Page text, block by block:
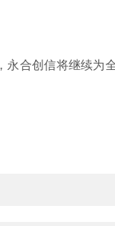
合创信将继续为